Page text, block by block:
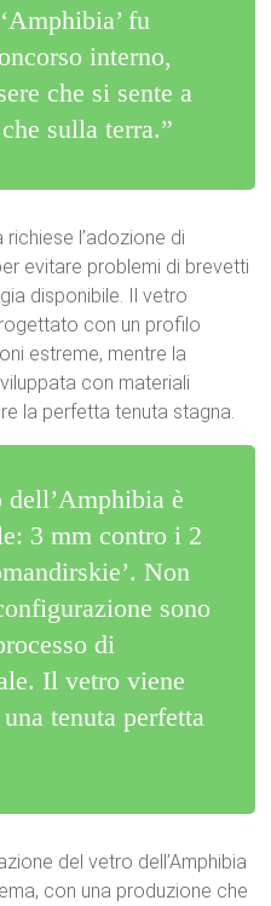
fu
interno,
che si sente a
sulla terra.”
l’adozione di
evitare problemi di brevetti
disponibile. Il vetro
con un profilo
estreme, mentre la
con materiali
la perfetta tenuta stagna.
dell’Amphibia è
3 mm contro i 2
Non
sono
di
Il vetro viene
tenuta perfetta
del vetro dell’Amphibia
con una produzione che